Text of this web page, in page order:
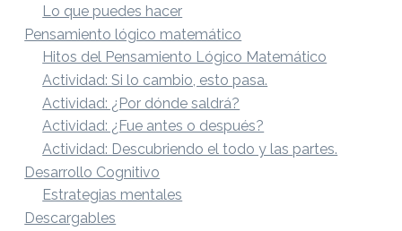
Lo que puedes hacer
Pensamiento lógico matemático
Hitos del Pensamiento Lógico Matemático
Actividad: Si lo cambio, esto pasa.
Actividad: ¿Por dónde saldrá?
Actividad: ¿Fue antes o después?
Actividad: Descubriendo el todo y las partes.
Desarrollo Cognitivo
Estrategias mentales
Descargables